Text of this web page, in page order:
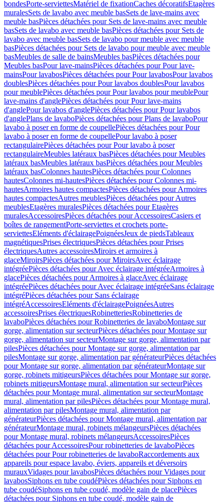
bondesPorte-serviettesMatériel de fixationCaches décoratifsEtagères
muralesSets de lavabo avec meuble basSets de lave-mains avec
meuble basPièces détachées pour Sets de lave-mains avec meuble
basSets de lavabo avec meuble basPièces détachées pour Sets de
lavabo avec meuble basSets de lavabo pour meuble avec meuble
basPièces détachées pour Sets de lavabo pour meuble avec meuble
basMeubles de salle de bainsMeubles basPièces détachées pour
Meubles basPour lave-mainsPièces détachées pour Pour lave-
mainsPour lavabosPièces détachées pour Pour lavabosPour lavabos
doublesPièces détachées pour Pour lavabos doublesPour lavabos
pour meublePièces détachées pour Pour lavabos pour meublePour
lave-mains d'anglePièces détachées pour Pour lave-mains
d'anglePour lavabos d'anglePièces détachées pour Pour lavabos
d'anglePlans de lavaboPièces détachées pour Plans de lavaboPour
lavabo à poser en forme de coupellePièces détachées pour Pour
lavabo à poser en forme de coupellePour lavabo à poser
rectangulairePièces détachées pour Pour lavabo à poser
rectangulaireMeubles latéraux basPièces détachées pour Meubles
latéraux basMeubles latéraux basPièces détachées pour Meubles
latéraux basColonnes hautesPièces détachées pour Colonnes
hautesColonnes mi-hautesPièces détachées pour Colonnes mi-
hautesArmoires hautes compactesPièces détachées pour Armoires
hautes compactesAutres meublesPièces détachées pour Autres
meublesEtagères muralesPièces détachées pour Etagères
muralesAccessoiresPièces détachées pour AccessoiresCasiers et
boîtes de rangementPorte-serviettes et crochets porte-
serviettesEléments d'éclairagePoignéesJeux de piedsTableaux
magnétiquesPrises électriquesPièces détachées pour Prises
électriquesAutres accessoiresMiroirs et armoires à
glaceMiroirsPièces détachées pour MiroirsAvec éclairage
intégréePièces détachées pour Avec éclairage intégréeArmoires à
glacePièces détachées pour Armoires à glaceAvec éclairage
intégréePièces détachées pour Avec éclairage intégréeSans éclairage
intégréPièces détachées pour Sans éclairage
intégréAccessoiresEléments d'éclairagePoignéesAutres
accessoiresPrises électriquesRobinetteriesRobinetteries de
lavaboPièces détachées pour Robinetteries de lavaboMontage sur
gorge, alimentation sur secteurPièces détachées pour Montage sur
gorge, alimentation sur secteurMontage sur gorge, alimentation par
pilesPièces détachées pour Montage sur gorge, alimentation par
pilesMontage sur gorge, alimentation par générateurPièces détachées
pour Montage sur gorge, alimentation par générateurMontage sur
gorge, robinets mitigeursPièces détachées pour Montage sur gorge,
robinets mitigeursMontage mural, alimentation sur secteurPièces
détachées pour Montage mural, alimentation sur secteurMontage
mural, alimentation par pilesPièces détachées pour Montage mural,
alimentation par pilesMontage mural, alimentation par
générateurPièces détachées pour Montage mural, alimentation par
générateurMontage mural, robinets mélangeursPièces détachées
pour Montage mural, robinets mélangeursAccessoiresPièces
détachées pour AccessoiresPour robinetteries de lavaboPièces
détachées pour Pour robinetteries de lavaboRaccordements aux
appareils pour espace lavabo, éviers, appareils et déversoirs
murauxVidages pour lavabosPièces détachées pour Vidages pour
lavabosSiphons en tube coudéPièces détachées pour Siphons en
tube coudéSiphons en tube coudé, modèle gain de placePièces
détachées pour Siphons en tube coudé, modèle gain de